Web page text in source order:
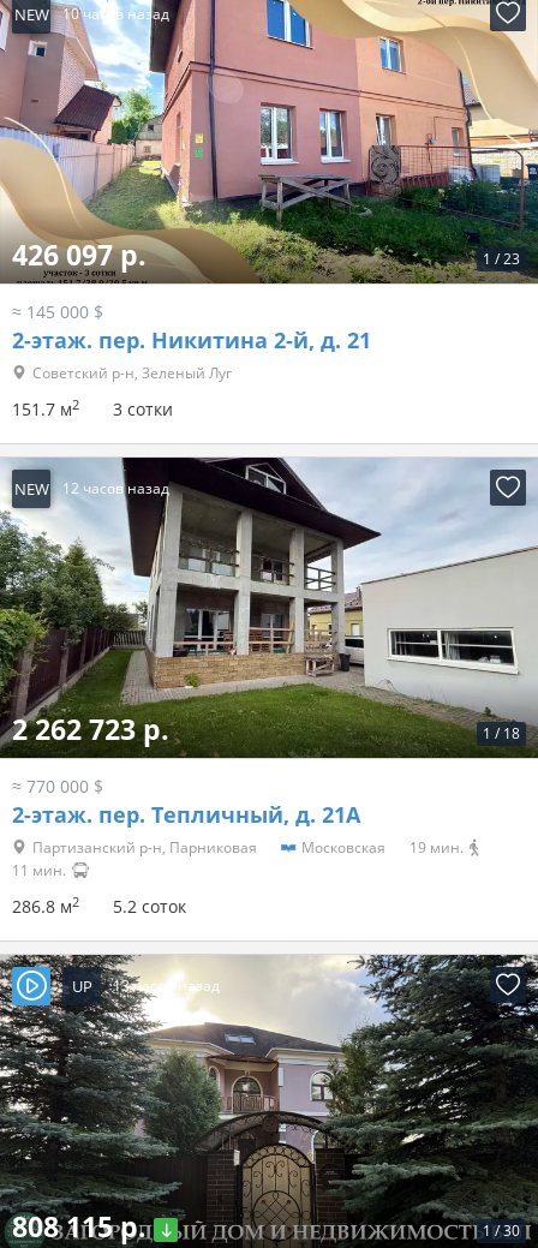
NEW 10 часов назад
1 /23
426 097 р.
≈ 145 000 $
2-этаж. пер. Никитина 2-й, д. 21
Советский р-н, Зеленый Луг
151.7 м2 3 сотки
NEW 12 часов назад
1 / 18
2 262 723 р.
≈ 770 000 $
2-этаж. пер. Тепличный, д. 21А
Партизанский р-н, Парниковая Московская
19 мин.
11 мин.
286.8 м2 5.2 соток
UP 13 часов назад
1 /30
808 115 р.